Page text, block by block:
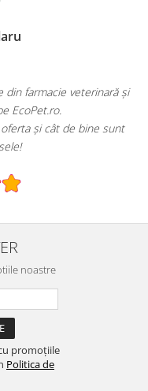
și
EcoPet.ro este
E greu să găsești
noastre
promoțiile
Politica de